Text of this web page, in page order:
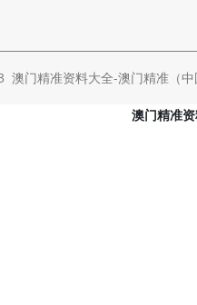
澳门精准资料大全-澳门精准
澳门精准